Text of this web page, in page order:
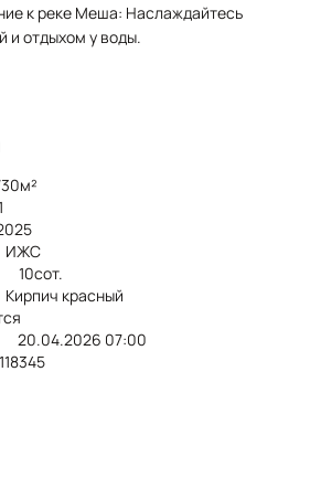
к реке Меша: Наслаждайтесь
и отдыхом у воды.
2025
ИЖС
10сот.
кирпич красный
20.04.2026 07:00
118345